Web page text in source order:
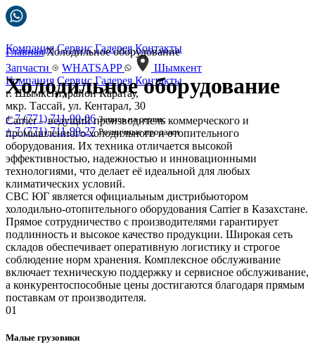
Компания Сервис Галерея Контакты
Запчасти
WHATSAPP
Шымкент
Компания Сервис Галерея Контакты
г. Шымкент, район Каратау,
мкр. Тассай, ул. Кентарал, 30
+ 7 (771) 711-90-06 Запись на сервис
+ 7 (771) 711-90-27 Розничные продажи
Главная/Холодильное оборудование
Холодильное оборудование
Carrier – ведущий производитель коммерческого и
промышленного холодильного и отопительного
оборудования. Их техника отличается высокой
эффективностью, надежностью и инновационными
технологиями, что делает её идеальной для любых
климатических условий.
СВС ЮГ является официальным дистрибьютором
холодильно-отопительного оборудования Carrier в Казахстане.
Прямое сотрудничество с производителями гарантирует
подлинность и высокое качество продукции. Широкая сеть
складов обеспечивает оперативную логистику и строгое
соблюдение норм хранения. Комплексное обслуживание
включает техническую поддержку и сервисное обслуживание,
а конкурентоспособные цены достигаются благодаря прямым
поставкам от производителя.
01
Малые грузовики